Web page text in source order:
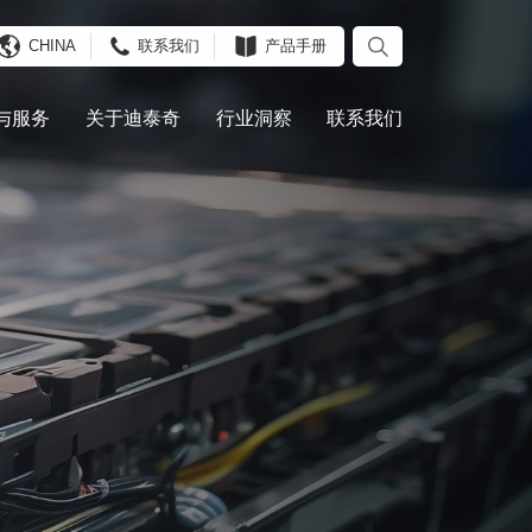
CHINA 联系我们 产品手册
服务 关于迪泰奇 行业洞察 联系我们